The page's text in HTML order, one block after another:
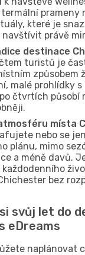
prameny
které je
právě
destinace
turistů je
způsobem
malé prohlídky
čtvrtích působí
místa
nebo se
plánu, mimo
a méně davů.
každodenního
bez
svůj let do
eDreams
naplánovat